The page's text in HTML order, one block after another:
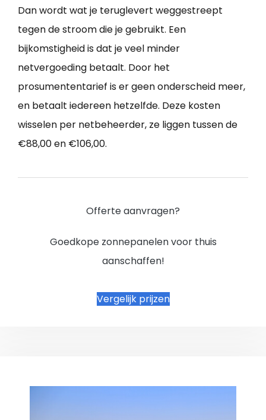
Dan wordt wat je teruglevert weggestreept
tegen de stroom die je gebruikt. Een
bijkomstigheid is dat je veel minder
netvergoeding betaalt. Door het
prosumententarief is er geen onderscheid meer,
en betaalt iedereen hetzelfde. Deze kosten
wisselen per netbeheerder, ze liggen tussen de
€88,00 en €106,00.
Offerte aanvragen?
Goedkope zonnepanelen voor thuis
aanschaffen!
Vergelijk prijzen